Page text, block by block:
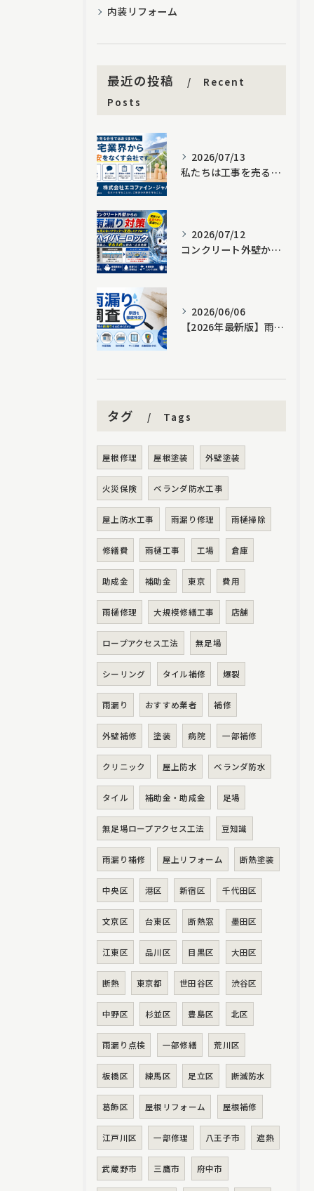
内装リフォーム
最近の投稿
Recent
Posts
2026/07/13
私たちは工事を売る会社ではありません。住宅業界から不安をなくす会社です。｜株式会社エコファイン・ジャパン
2026/07/12
コンクリート外壁からの雨漏り対策｜塗装では止まらない原因と「ハイパーロック」という新しい選択肢
2026/06/06
【2026年最新版】雨漏り調査で原因が分からない方へ｜散水調査・サーモグラフィー・ドローン調査を徹底解説
タグ Tags
屋根修理 屋根塗装 外壁塗装
火災保険 ベランダ防水工事
屋上防水工事 雨漏り修理 雨樋掃除
修繕費 雨樋工事 工場 倉庫
助成金 補助金 東京 費用
雨樋修理 大規模修繕工事 店舗
ロープアクセス工法 無足場
シーリング タイル補修 爆裂
雨漏り おすすめ業者 補修
外壁補修 塗装 病院 一部補修
クリニック 屋上防水 ベランダ防水
タイル 補助金・助成金 足場
無足場ロープアクセス工法 豆知識
雨漏り補修 屋上リフォーム 断熱塗装
中央区 港区 新宿区 千代田区
文京区 台東区 断熱窓 墨田区
江東区 品川区 目黒区 大田区
断熱 東京都 世田谷区 渋谷区
中野区 杉並区 豊島区 北区
雨漏り点検 一部修繕 荒川区
板橋区 練馬区 足立区 断滅防水
葛飾区 屋根リフォーム 屋根補修
江戸川区 一部修理 八王子市 遮熱
武蔵野市 三鷹市 府中市